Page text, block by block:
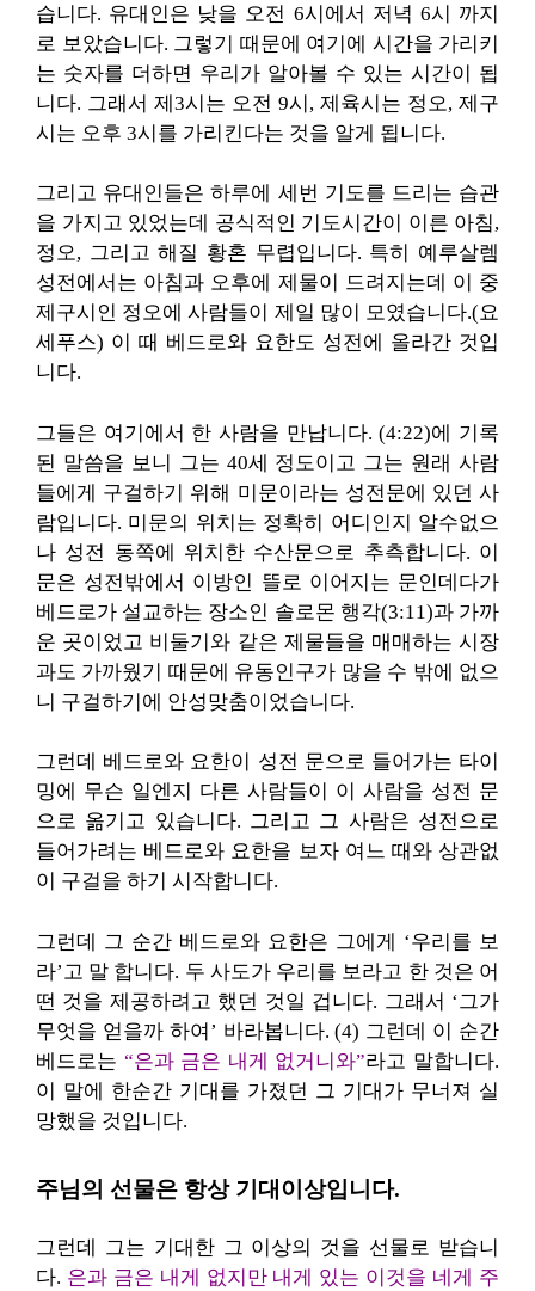
습니다. 유대인은 낮을 오전 6시에서 저녁 6시 까지
로 보았습니다. 그렇기 때문에 여기에 시간을 가리키
는 숫자를 더하면 우리가 알아볼 수 있는 시간이 됩
니다. 그래서 제3시는 오전 9시, 제육시는 정오, 제구
시는 오후 3시를 가리킨다는 것을 알게 됩니다.
그리고 유대인들은 하루에 세번 기도를 드리는 습관
을 가지고 있었는데 공식적인 기도시간이 이른 아침,
정오, 그리고 해질 황혼 무렵입니다. 특히 예루살렘
성전에서는 아침과 오후에 제물이 드려지는데 이 중
제구시인 정오에 사람들이 제일 많이 모였습니다.(요
세푸스) 이 때 베드로와 요한도 성전에 올라간 것입
니다.
그들은 여기에서 한 사람을 만납니다. (4:22)에 기록
된 말씀을 보니 그는 40세 정도이고 그는 원래 사람
들에게 구걸하기 위해 미문이라는 성전문에 있던 사
람입니다. 미문의 위치는 정확히 어디인지 알수없으
나 성전 동쪽에 위치한 수산문으로 추측합니다. 이
문은 성전밖에서 이방인 뜰로 이어지는 문인데다가
베드로가 설교하는 장소인 솔로몬 행각(3:11)과 가까
운 곳이었고 비둘기와 같은 제물들을 매매하는 시장
과도 가까웠기 때문에 유동인구가 많을 수 밖에 없으
니 구걸하기에 안성맞춤이었습니다.
그런데 베드로와 요한이 성전 문으로 들어가는 타이
밍에 무슨 일엔지 다른 사람들이 이 사람을 성전 문
으로 옮기고 있습니다. 그리고 그 사람은 성전으로
들어가려는 베드로와 요한을 보자 여느 때와 상관없
이 구걸을 하기 시작합니다.
그런데 그 순간 베드로와 요한은 그에게 ‘우리를 보
라’고 말 합니다. 두 사도가 우리를 보라고 한 것은 어
떤 것을 제공하려고 했던 것일 겁니다. 그래서 ‘그가
무엇을 얻을까 하여’ 바라봅니다. (4) 그런데 이 순간
베드로는 “은과 금은 내게 없거니와”라고 말합니다.
이 말에 한순간 기대를 가졌던 그 기대가 무너져 실
망했을 것입니다.
주님의 선물은 항상 기대이상입니다.
그런데 그는 기대한 그 이상의 것을 선물로 받습니
다. 은과 금은 내게 없지만 내게 있는 이것을 네게 주